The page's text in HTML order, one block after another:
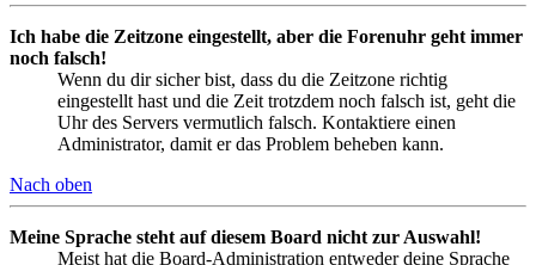
Ich habe die Zeitzone eingestellt, aber die Forenuhr geht immer
noch falsch!
Wenn du dir sicher bist, dass du die Zeitzone richtig
eingestellt hast und die Zeit trotzdem noch falsch ist, geht die
Uhr des Servers vermutlich falsch. Kontaktiere einen
Administrator, damit er das Problem beheben kann.
Nach oben
Meine Sprache steht auf diesem Board nicht zur Auswahl!
Meist hat die Board-Administration entweder deine Sprache